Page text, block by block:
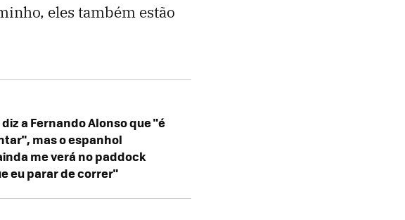
eles também estão
a Fernando Alonso que "é
mas o espanhol
me verá no paddock
eu parar de correr"